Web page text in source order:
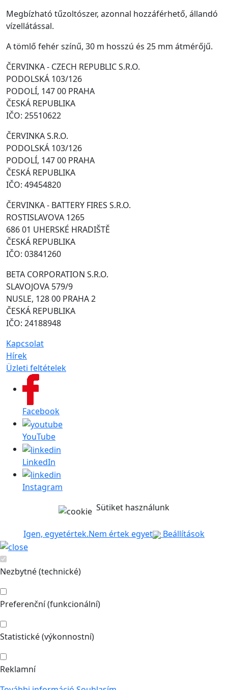
Megbízható tűzoltószer, azonnal hozzáférhető, állandó
vízellátással.
A tömlő fehér színű, 30 m hosszú és 25 mm átmérőjű.
ČERVINKA - CZECH REPUBLIC S.R.O.
PODOLSKÁ 103/126
PODOLÍ, 147 00 PRAHA
ČESKÁ REPUBLIKA
IČO: 25510622
ČERVINKA S.R.O.
PODOLSKÁ 103/126
PODOLÍ, 147 00 PRAHA
ČESKÁ REPUBLIKA
IČO: 49454820
ČERVINKA - BATTERY FIRES S.R.O.
ROSTISLAVOVA 1265
686 01 UHERSKÉ HRADIŠTĚ
ČESKÁ REPUBLIKA
IČO: 03841260
BETA CORPORATION S.R.O.
SLAVOJOVA 579/9
NUSLE, 128 00 PRAHA 2
ČESKÁ REPUBLIKA
IČO: 24188948
Kapcsolat
Hírek
Üzleti feltételek
Facebook
YouTube
LinkedIn
Instagram
Sütiket használunk
Igen, egyetértek.Nem értek egyet Beállítások
Nezbytné (technické)
Preferenční (funkcionální)
Statistické (výkonnostní)
Reklamní